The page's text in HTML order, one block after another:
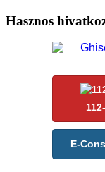
Hasznos
E-